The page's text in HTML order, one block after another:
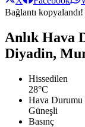
Bağlantı kopyalandı!
Anlık Hava
Diyadin,
Hissedilen
28°C
Hava Durumu
Güneşli
Basınç